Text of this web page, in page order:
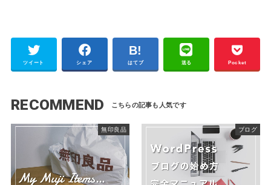
ツイート シェア はてブ 送る Pocket
RECOMMEND
無印良品 ブログ